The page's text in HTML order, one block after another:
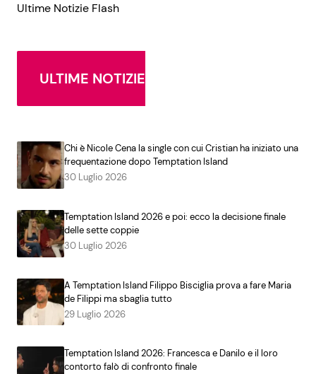
Ultime Notizie Flash
ULTIME NOTIZIE
Chi è Nicole Cena la single con cui Cristian ha iniziato una
frequentazione dopo Temptation Island
30 Luglio 2026
Temptation Island 2026 e poi: ecco la decisione finale
delle sette coppie
30 Luglio 2026
A Temptation Island Filippo Bisciglia prova a fare Maria
de Filippi ma sbaglia tutto
29 Luglio 2026
Temptation Island 2026: Francesca e Danilo e il loro
contorto falò di confronto finale